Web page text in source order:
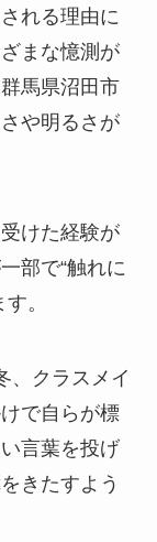
れる理由に
まな憶測が
馬県沼田市
や明るさが
けた経験が
部で“触れに
。
、クラスメイ
で自らが標
言葉を投げ
きたすよう